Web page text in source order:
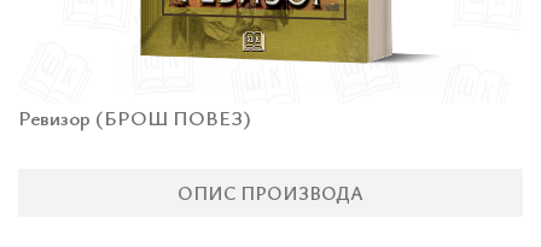
Ревизор (БРОШ ПОВЕЗ)
ОПИС ПРОИЗВОДА